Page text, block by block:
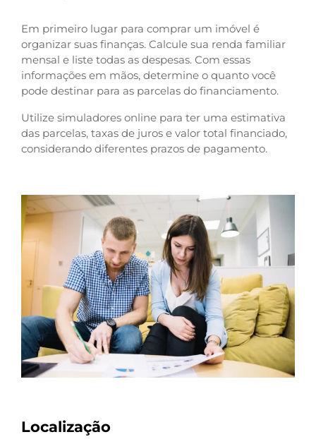
Em primeiro lugar para comprar um imóvel é
organizar suas finanças. Calcule sua renda familiar
mensal e liste todas as despesas. Com essas
informações em mãos, determine o quanto você
pode destinar para as parcelas do financiamento.
Utilize simuladores online para ter uma estimativa
das parcelas, taxas de juros e valor total financiado,
considerando diferentes prazos de pagamento.
Localização